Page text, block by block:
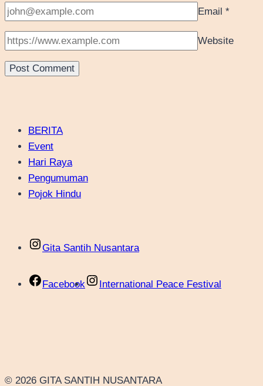
Email *
Website
BERITA
Event
Hari Raya
Pengumuman
Pojok Hindu
Gita Santih Nusantara
Facebook International Peace Festival
© 2026 GITA SANTIH NUSANTARA